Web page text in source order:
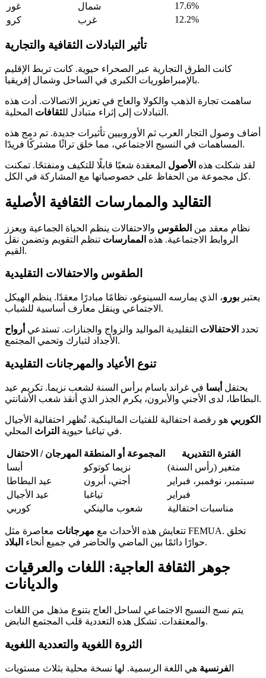
غور
شمال
17.6%
كرو
غرب 12.2%
تأثير التبادلات الثقافية والتجارية
كانت الطرق التجارية عبر الصحراء حيوية. كانت تربط الإقليم
بالإمبراطوريات الكبرى في الساحل وشمال إفريقيا.
ساهمت تجارة الذهب والكولا والعاج في تعزيز الاتصالات. أدت هذه
التبادلات إلى إثراء متبادل للثقافات المحلية.
أضاف وصول التجار العرب ثم الأوروبيين تأثيرات جديدة. تم دمج هذه
المساهمات في النسيج الاجتماعي، مما خلق تراثًا مشتركًا فريدًا.
لقد شكلت هذه الأصول المعقدة شعبًا قابلًا للتكيف ومنفتحًا. تمكنت
كل مجموعة من الحفاظ على خصوصياتها مع المشاركة في الكل.
التقاليد والممارسات الثقافية الأصلية
نظام معقد من الطقوس والاحتفالات ينظم الحياة الجماعية ويعزز
الروابط الاجتماعية. هذه الممارسات تنظم التقويم وتضمن نقل
القيم.
الطقوس والاحتفالات التقليدية
يعتبر بورو، الذي يمارسه السينوغو، نظامًا مبادرًا معقدًا. ينظم الهيكل
الاجتماعي وينقل معارف أساسية للشباب.
تحدد الاحتفالات التقليدية المواليد والزواج والجنازات. تستدعي أرواح
الأجداد لتبارك وتحمي المجتمع.
تنوع الأعياد والمهرجانات التقليدية
يحتفل أبسا في غراند باسام برأس السنة لشعب نزيما. تكريم عيد
البطاطا، لدى الأجني والأبرون، يكرم الجذر الذي أنقذ شعب الأشانتي.
الكوربي هو رقصة احتفالية للفتيات المالينكية. تُظهر احتفالية الأجيال
في تياغبا حيوية التراث المحلي.
المهرجان / الاحتفال المجموعة أو المنطقة
الفترة التقديرية
أبسا
نزيما كوتوكو
متغير (رأس السنة)
عيد البطاطا
أجني، أبرون
سبتمبر، نوفمبر، فبراير
عيد الأجيال
تياغبا
فبراير
كوربي
شعوب مالينكي مناسبات احتفالية
تتعايش هذه الأحداث مع مهرجانات معاصرة مثل FEMUA. تخلق
حوارًا دائمًا بين الماضي والحاضر في جميع أنحاء البلاد .
جوهر الثقافة العاجية: اللغات والعرقيات
والديانات
يتم نسج النسيج الاجتماعي لساحل العاج بتنوع مذهل من اللغات
والمعتقدات. تشكل هذه التعددية قلب المجتمع النابض.
الثروة اللغوية والتعددية اللغوية
الفرنسية هي اللغة الرسمية. لها نسخة محلية بثلاث مستويات